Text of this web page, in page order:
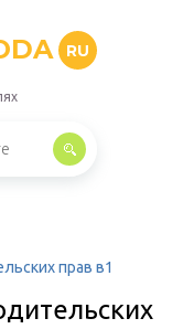
RU
прав в1